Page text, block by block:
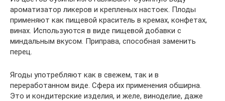
ароматизатор ликеров и крепленых настоек. Плоды
применяют как пищевой краситель в кремах, конфетах,
винах. Используются в виде пищевой добавки с
миндальным вкусом. Приправа, способная заменить
перец.
Ягоды употребляют как в свежем, так и в
переработанном виде. Сфера их применения обширна.
Это и кондитерские изделия, и желе, виноделие, даже